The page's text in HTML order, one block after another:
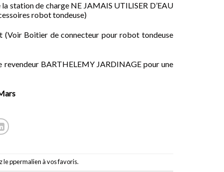
station de charge NE JAMAIS UTILISER D’EAU
robot tondeuse)
Boitier de connecteur pour robot tondeuse
BARTHELEMY JARDINAGE pour une
le ppermalienà vos favoris.